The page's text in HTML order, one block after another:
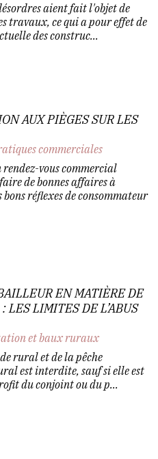
aient fait l'objet de
travaux, ce qui a pour effet de
des construc...
AUX PIÈGES SUR LES
commerciales
rendez-vous commercial
de bonnes affaires à
réflexes de consommateur
EN MATIÈRE DE
LES LIMITES DE L’ABUS
et baux ruraux
rural et de la pêche
est interdite, sauf si elle est
du conjoint ou du p...